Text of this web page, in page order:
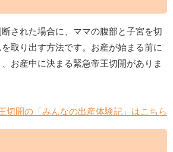
された場合に、ママの腹部と子宮を切
取り出す方法です。お産が始まる前に
お産中に決まる緊急帝王切開がありま
切開の「みんなの出産体験記」はこちら